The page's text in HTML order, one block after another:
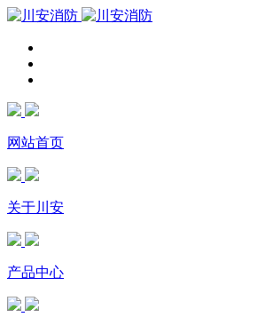
网站首页
关于川安
产品中心